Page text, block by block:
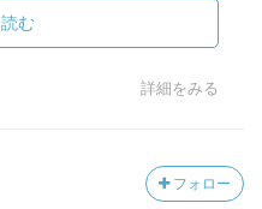
が想像できた。）
みたいなイメージ。
た80年代に韓国の若者は
と左っぽかったり、政治に
人たちが、まだ韓国では
む
詳細をみる
フォロー